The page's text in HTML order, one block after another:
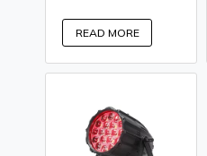
READ MORE